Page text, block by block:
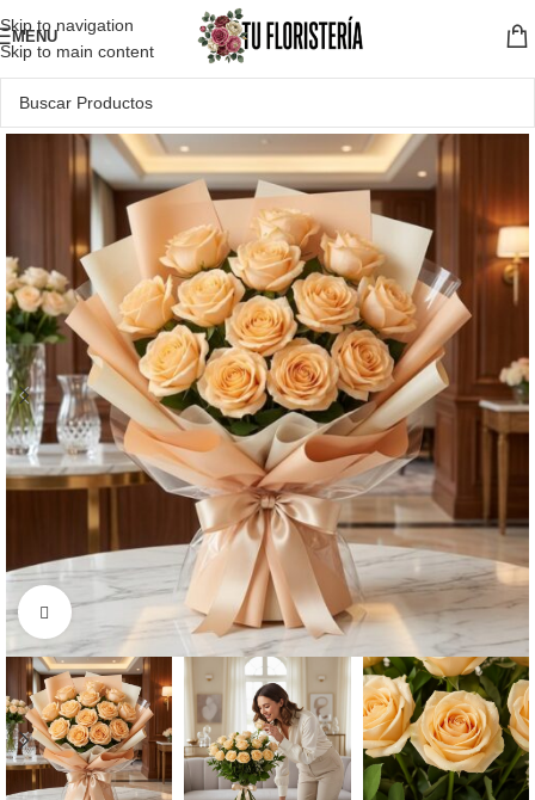
Skip to navigation
Skip to main content
MENU
Click to enlarge